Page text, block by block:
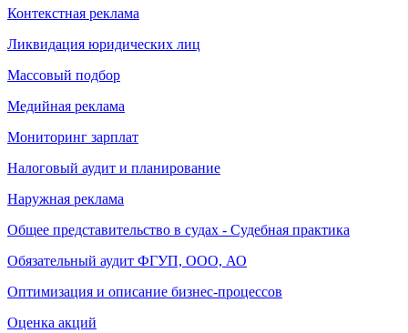
Контекстная реклама
Ликвидация юридических лиц
Массовый подбор
Медийная реклама
Мониторинг зарплат
Налоговый аудит и планирование
Наружная реклама
Общее представительство в судах - Судебная практика
Обязательный аудит ФГУП, ООО, АО
Оптимизация и описание бизнес-процессов
Оценка акций